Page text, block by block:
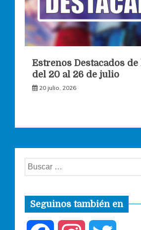
Estrenos Destacados de
del 20 al 26 de julio
20 julio, 2026
Buscar:
Seguinos también en